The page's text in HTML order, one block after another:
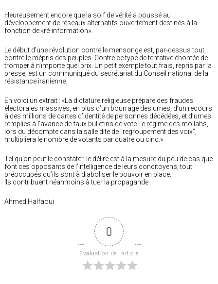
Heureusement encore que la soif de vérité a poussé au
développement de réseaux alternatifs ouvertement destinés à la
fonction de «ré-information».
Le début d’une révolution contre le mensonge est, par-dessus tout,
contre le mépris des peuples. Contre ce type de tentative éhontée de
tromper à n’importe quel prix. Un petit exemple tout frais, repris par la
presse, est un communiqué du secrétariat du Conseil national de la
résistance iranienne.
En voici un extrait : «La dictature religieuse prépare des fraudes
électorales massives, en plus d’un bourrage des urnes, d’un recours
à des millions de cartes d’identité de personnes décédées, et d’urnes
remplies à l’avance de faux bulletins de vote.Le régime des mollahs,
lors du décompte dans la salle dite de ‘’regroupement des voix’’,
multipliera le nombre de votants par quatre ou cinq.»
Tel qu’on peut le constater, le délire est à la mesure du peu de cas que
font ces opposants de l’intelligence de leurs concitoyens, tout
préoccupés qu’ils sont à diaboliser le pouvoir en place.
Ils contribuent néanmoins à tuer la propagande.
Ahmed Halfaoui
0
Évaluation de l'article